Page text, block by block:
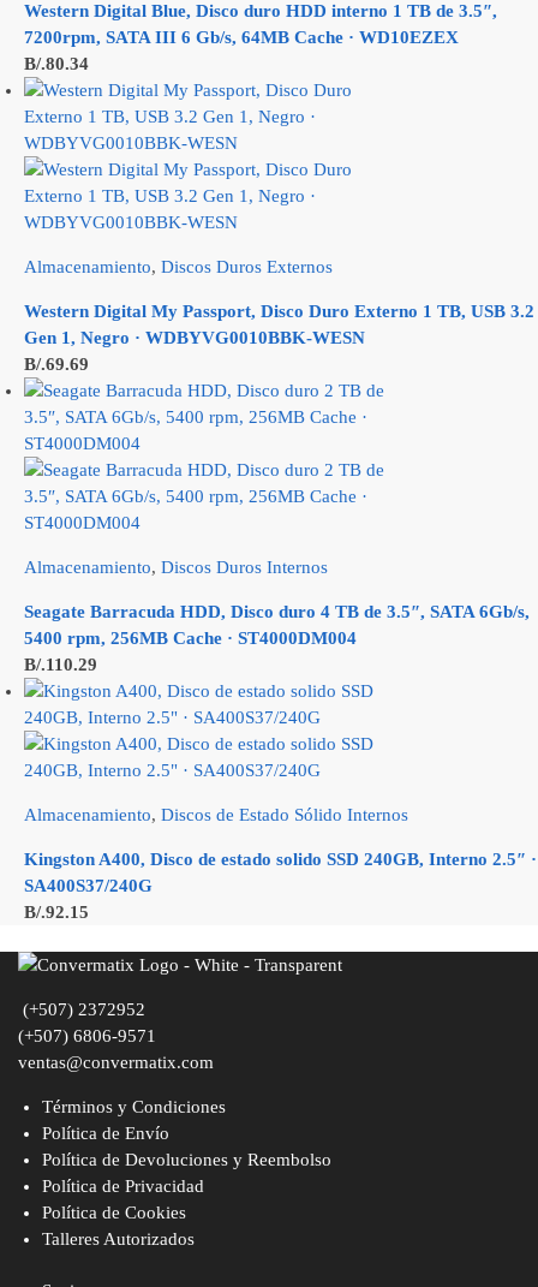
Western Digital Blue, Disco duro HDD interno 1 TB de 3.5″,
7200rpm, SATA III 6 Gb/s, 64MB Cache · WD10EZEX
B/.80.34
Almacenamiento, Discos Duros Externos
Western Digital My Passport, Disco Duro Externo 1 TB, USB 3.2
Gen 1, Negro · WDBYVG0010BBK-WESN
B/.69.69
Almacenamiento, Discos Duros Internos
Seagate Barracuda HDD, Disco duro 4 TB de 3.5″, SATA 6Gb/s,
5400 rpm, 256MB Cache · ST4000DM004
B/.110.29
Almacenamiento, Discos de Estado Sólido Internos
Kingston A400, Disco de estado solido SSD 240GB, Interno 2.5″ ·
SA400S37/240G
B/.92.15
(+507) 2372952
(+507) 6806-9571
ventas@convermatix.com
Términos y Condiciones
Política de Envío
Política de Devoluciones y Reembolso
Política de Privacidad
Política de Cookies
Talleres Autorizados